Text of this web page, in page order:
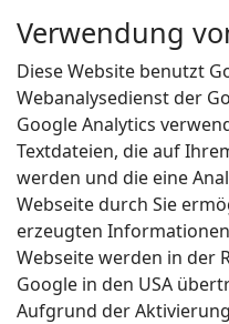
Verwendung
Diese Website benutzt
Webanalysedienst der
Google Analytics
Textdateien, die auf
werden und die eine
Webseite durch Sie
erzeugten
Webseite werden in der
Google in den USA
Aufgrund der